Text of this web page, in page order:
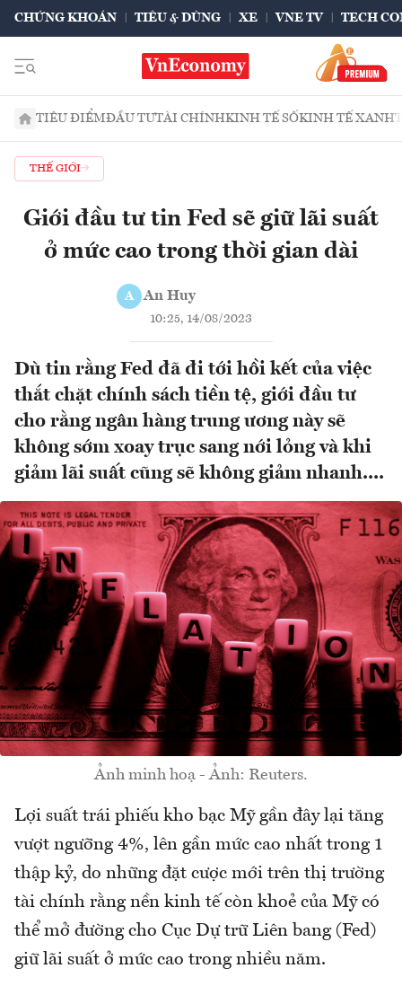
CHỨNG KHOÁN TIÊU & DÙNG XE VNE TV TECH
TIÊU ĐIỂMĐẦU TƯTÀI CHÍNHKINH TẾ SỐKINH TẾ XANH
THẾ GIỚI
Giới đầu tư tin Fed sẽ giữ lãi suất
ở mức cao trong thời gian dài
A An Huy
10:25, 14/08/2023
Dù tin rằng Fed đã đi tới hồi kết của việc
thắt chặt chính sách tiền tệ, giới đầu tư
cho rằng ngân hàng trung ương này sẽ
không sớm xoay trục sang nới lỏng và khi
giảm lãi suất cũng sẽ không giảm nhanh....
Ảnh minh hoạ - Ảnh: Reuters.
Lợi suất trái phiếu kho bạc Mỹ gần đây lại tăng
vượt ngưỡng 4%, lên gần mức cao nhất trong 1
thập kỷ, do những đặt cược mới trên thị trường
tài chính rằng nền kinh tế còn khoẻ của Mỹ có
thể mở đường cho Cục Dự trữ Liên bang (Fed)
giữ lãi suất ở mức cao trong nhiều năm.